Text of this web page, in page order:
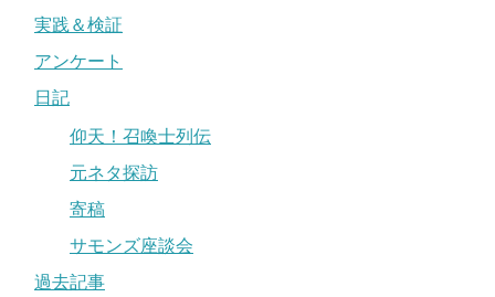
実践＆検証
アンケート
日記
仰天！召喚士列伝
元ネタ探訪
寄稿
サモンズ座談会
過去記事